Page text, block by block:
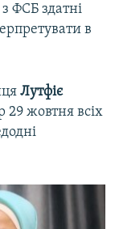
ФСБ здатні
в
Лутфіє
29 жовтня всіх